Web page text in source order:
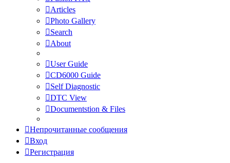
Articles
Photo Gallery
Search
About
User Guide
CD6000 Guide
Self Diagnostic
DTC View
Documentstion & Files
Непрочитанные сообщения
Вход
Регистрация